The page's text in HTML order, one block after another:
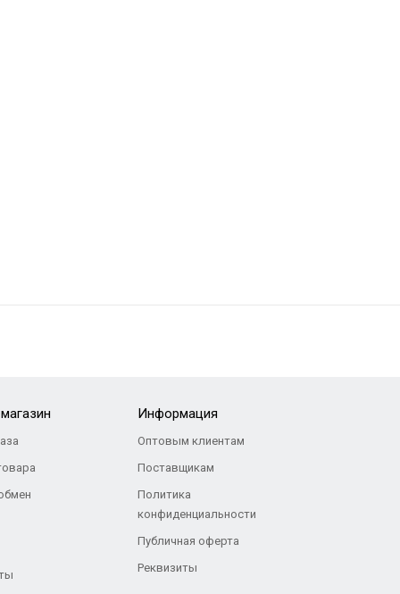
Информация
Оптовым клиентам
Поставщикам
Политика
конфиденциальности
Публичная оферта
Реквизиты